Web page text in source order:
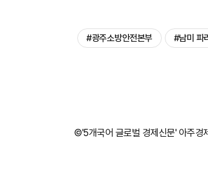
#광주소방안전본부 #남미 파
©'5개국어 글로벌 경제신문' 아주경